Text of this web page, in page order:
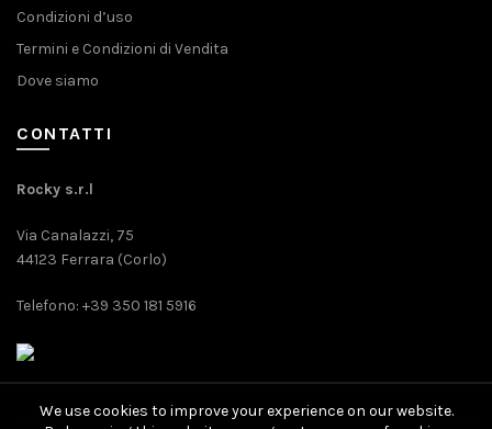
Condizioni d’uso
Termini e Condizioni di Vendita
Dove siamo
CONTATTI
Rocky s.r.l
Via Canalazzi, 75
44123 Ferrara (Corlo)
Telefono: +39 350 181 5916
We use cookies to improve your experience on our website.